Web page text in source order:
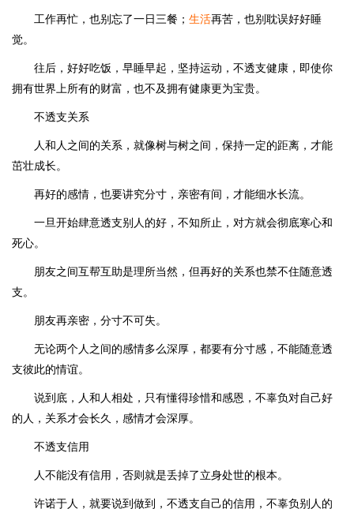
工作再忙，也别忘了一日三餐； 生活再苦，也别耽误好好睡
觉。
往后，好好吃饭，早睡早起，坚持运动，不透支健康，即使你
拥有世界上所有的财富，也不及拥有健康更为宝贵。
不透支关系
人和人之间的关系，就像树与树之间，保持一定的距离，才能
茁壮成长。
再好的感情，也要讲究分寸，亲密有间，才能细水长流。
一旦开始肆意透支别人的好，不知所止，对方就会彻底寒心和
死心。
朋友之间互帮互助是理所当然，但再好的关系也禁不住随意透
支。
朋友再亲密，分寸不可失。
无论两个人之间的感情多么深厚，都要有分寸感，不能随意透
支彼此的情谊。
说到底，人和人相处，只有懂得珍惜和感恩，不辜负对自己好
的人，关系才会长久，感情才会深厚。
不透支信用
人不能没有信用，否则就是丢掉了立身处世的根本。
许诺于人，就要说到做到，不透支自己的信用，不辜负别人的